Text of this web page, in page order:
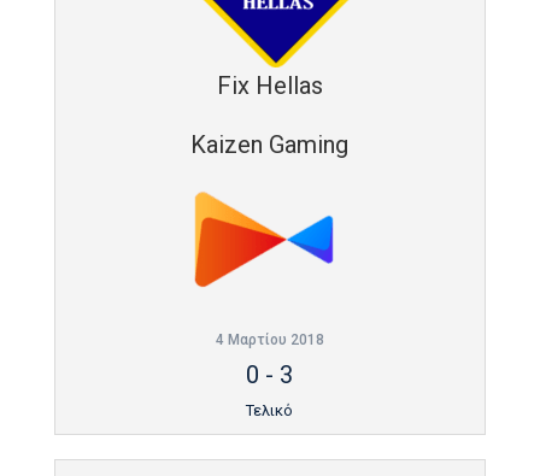
Fix Hellas
Kaizen Gaming
4 Μαρτίου 2018
0 - 3
Τελικό